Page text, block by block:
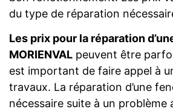
du type de réparation
Les prix pour la réparation
MORIENVAL peuvent être
est important de faire appel à
travaux. La réparation d’une
nécessaire suite à un problème